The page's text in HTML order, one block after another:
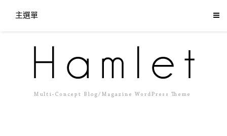
主選單